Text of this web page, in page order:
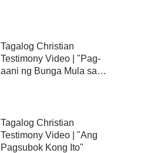
Tagalog Christian
Testimony Video | "Pag-
aani ng Bunga Mula sa
Tagalog Christian
Testimony Video | "Ang
Pagsubok Kong Ito"